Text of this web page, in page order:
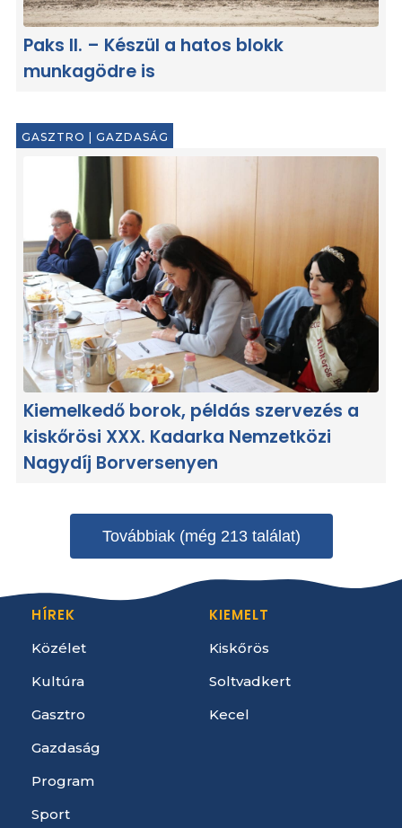
Paks II. – Készül a hatos blokk
munkagödre is
GASZTRO | GAZDASÁG
Kiemelkedő borok, példás szervezés a
kiskőrösi XXX. Kadarka Nemzetközi
Nagydíj Borversenyen
Továbbiak (még 213 találat)
HÍREK
Közélet
Kultúra
Gasztro
Gazdaság
Program
Sport
KIEMELT
Kiskőrös
Soltvadkert
Kecel